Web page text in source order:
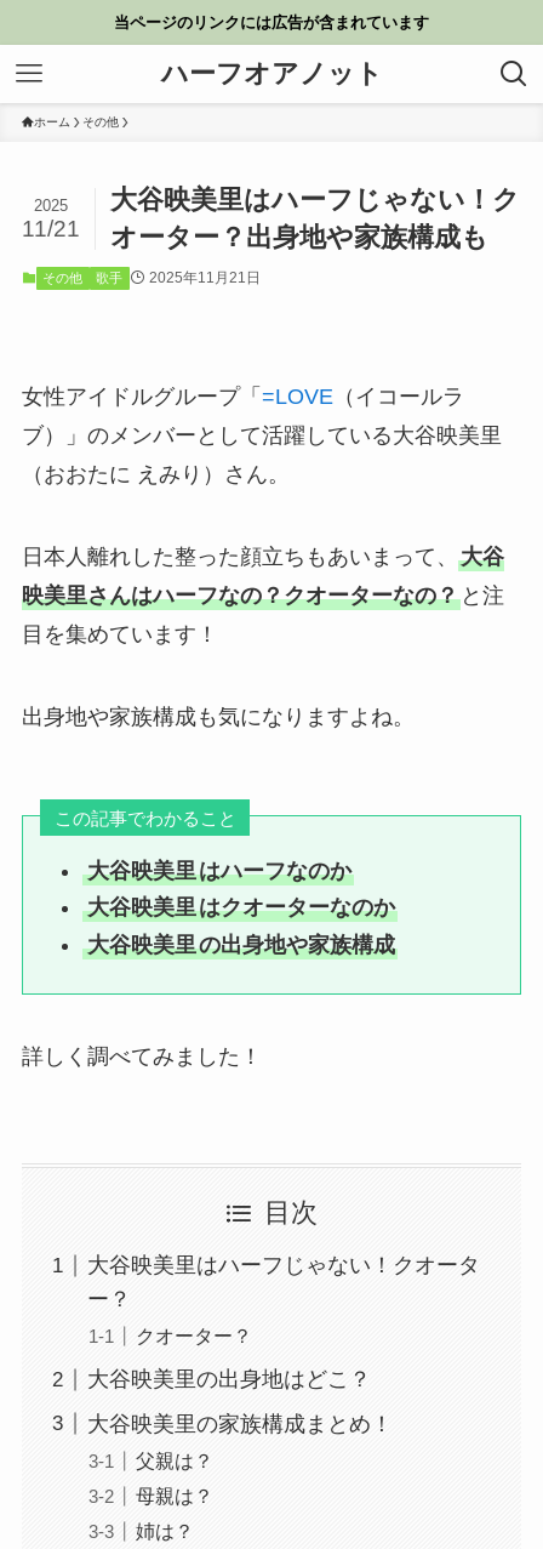
当ページのリンクには広告が含まれています
ハーフオアノット
ホーム その他
大谷映美里はハーフじゃない！ク
オーター？出身地や家族構成も
2025
11/21
その他 歌手 2025年11月21日
女性アイドルグループ「 =LOVE （イコールラ
ブ）」のメンバーとして活躍している大谷映美里
（おおたに えみり）さん。
日本人離れした整った顔立ちもあいまって、 大谷
映美里さんはハーフなの？クオーターなの？と注
目を集めています！
出身地や家族構成も気になりますよね。
この記事でわかること
大谷映美里はハーフなのか
大谷映美里はクオーターなのか
大谷映美里の出身地や家族構成
詳しく調べてみました！
目次
大谷映美里はハーフじゃない！クオータ
ー？
クオーター？
大谷映美里の出身地はどこ？
大谷映美里の家族構成まとめ！
父親は？
母親は？
姉は？